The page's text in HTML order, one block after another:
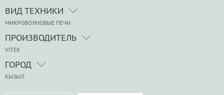
ВИД ТЕХНИКИ
МИКРОВОЛНОВЫЕ ПЕЧИ
ПРОИЗВОДИТЕЛЬ
VITEK
ГОРОД
КЫЗЫЛ